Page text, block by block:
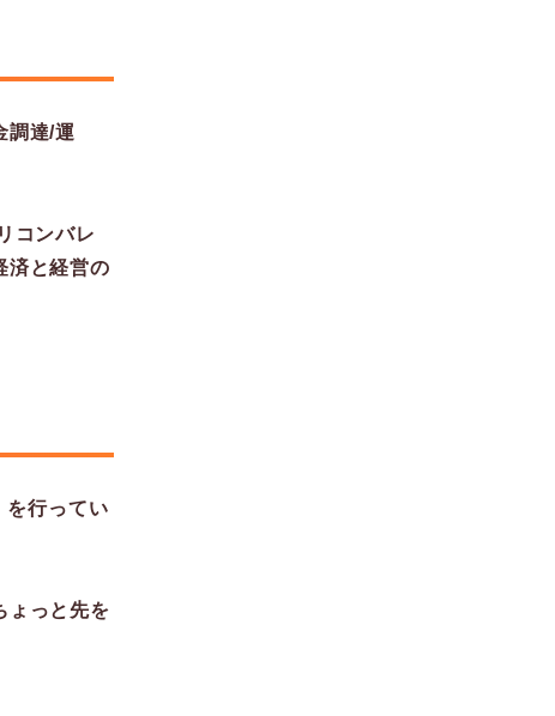
調達/運
コンバレ
済と経営の
を行ってい
ょっと先を